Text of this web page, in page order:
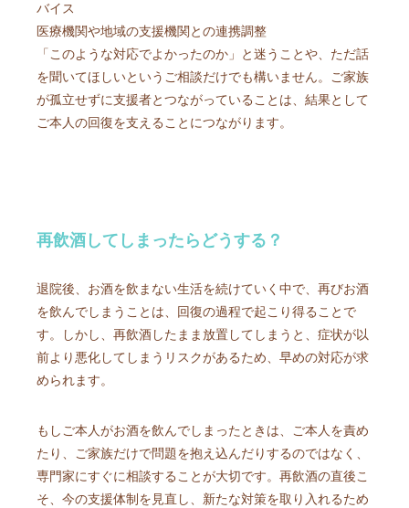
バイス
医療機関や地域の支援機関との連携調整
「このような対応でよかったのか」と迷うことや、ただ話
を聞いてほしいというご相談だけでも構いません。ご家族
が孤立せずに支援者とつながっていることは、結果として
ご本人の回復を支えることにつながります。
再飲酒してしまったらどうする？
退院後、お酒を飲まない生活を続けていく中で、再びお酒
を飲んでしまうことは、回復の過程で起こり得ることで
す。しかし、再飲酒したまま放置してしまうと、症状が以
前より悪化してしまうリスクがあるため、早めの対応が求
められます。
もしご本人がお酒を飲んでしまったときは、ご本人を責め
たり、ご家族だけで問題を抱え込んだりするのではなく、
専門家にすぐに相談することが大切です。再飲酒の直後こ
そ、今の支援体制を見直し、新たな対策を取り入れるため